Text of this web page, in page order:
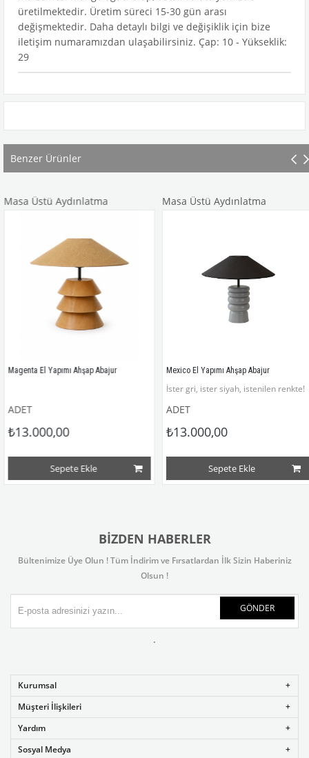
üretilmektedir. Üretim süreci 15-30 gün arası
değişmektedir. Daha detaylı bilgi ve değişiklik için bize
iletişim numaramızdan ulaşabilirsiniz. Çap: 10 - Yükseklik:
29
Benzer Ürünler
Üstü Aydınlatma
Magenta El Yapımı Ahşap Abajur
ADET
₺13.000,00
Sepete Ekle
Masa Üstü Aydınlatma
Mexico El Yapımı Ahşap Abajur
İster gri, ister siyah, istenilen renkte!
ADET
₺13.000,00
Sepete Ekle
BIZDEN HABERLER
Bültenimize Üye Olun ! Tüm İndirim ve Fırsatlardan İlk Sizin Haberiniz
Olsun !
GÖNDER
.
Kurumsal
Müşteri İlişkileri
Yardım
Sosyal Medya